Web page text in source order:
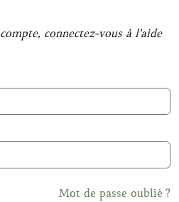
connectez-vous à l'aide
Mot de passe oublié ?